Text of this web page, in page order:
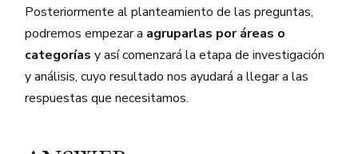
Posteriormente al planteamiento de las preguntas,
podremos empezar a agruparlas por áreas o
categorías y así comenzará la etapa de investigación
y análisis, cuyo resultado nos ayudará a llegar a las
respuestas que necesitamos.